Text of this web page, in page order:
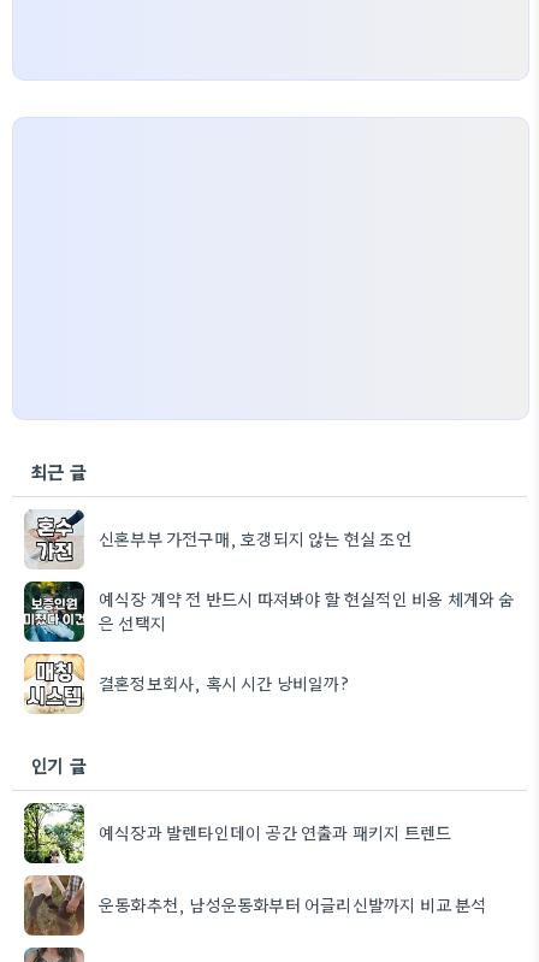
최근 글
신혼부부 가전구매, 호갱되지 않는 현실 조언
예식장 계약 전 반드시 따져봐야 할 현실적인 비용 체계와 숨
은 선택지
결혼정보회사, 혹시 시간 낭비일까?
인기 글
예식장과 발렌타인데이 공간 연출과 패키지 트렌드
운동화추천, 남성운동화부터 어글리신발까지 비교 분석